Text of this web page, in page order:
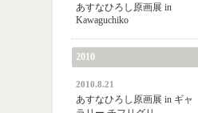
あすなひろし原画展 in
Kawaguchiko
2010
2010.8.21
あすなひろし原画展 in ギャ